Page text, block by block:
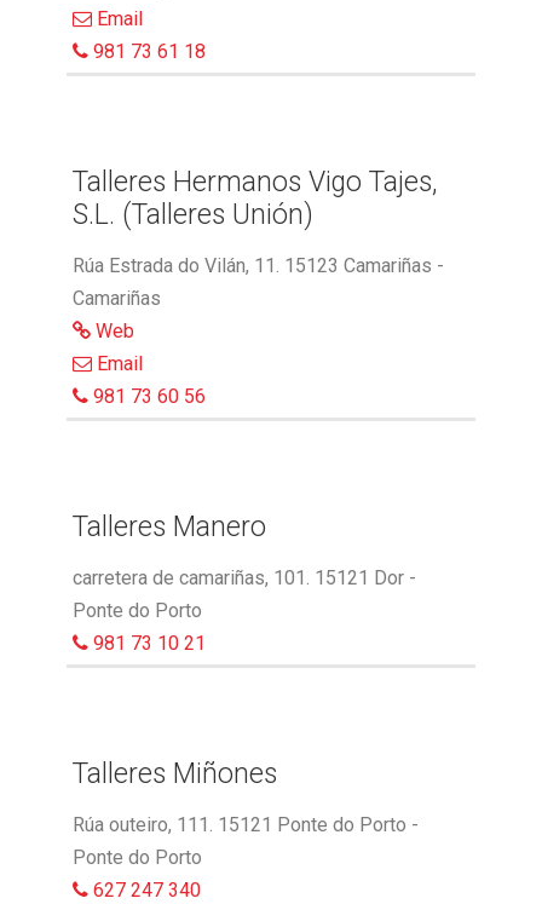
Email
981 73 61 18
Talleres Hermanos Vigo Tajes,
S.L. (Talleres Unión)
Rúa Estrada do Vilán, 11. 15123 Camariñas -
Camariñas
Web
Email
981 73 60 56
Talleres Manero
carretera de camariñas, 101. 15121 Dor -
Ponte do Porto
981 73 10 21
Talleres Miñones
Rúa outeiro, 111. 15121 Ponte do Porto -
Ponte do Porto
627 247 340